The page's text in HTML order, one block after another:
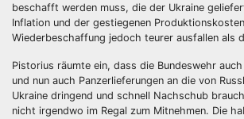
beschafft werden muss, die der Ukraine
Inflation und der gestiegenen
Wiederbeschaffung jedoch teurer ausfallen als
Pistorius räumte ein, dass die Bundeswehr
und nun auch Panzerlieferungen an die von
Ukraine dringend und schnell Nachschub
nicht irgendwo im Regal zum Mitnehmen. Die